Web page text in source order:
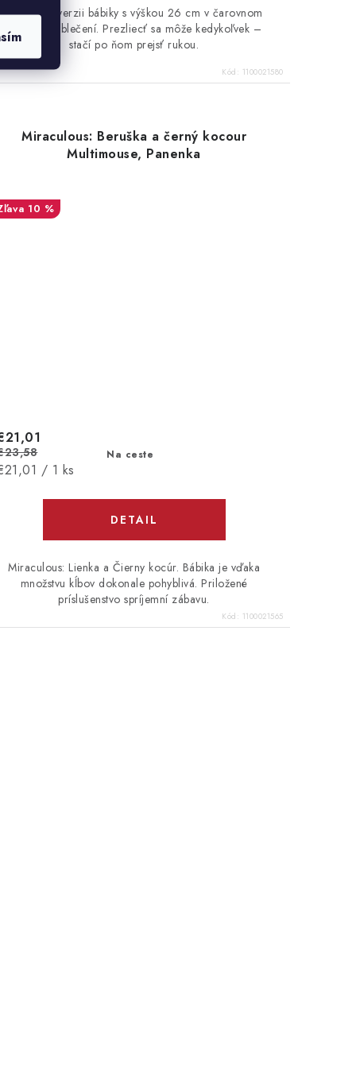
Adrien vo verzii bábiky s výškou 26 cm v čarovnom
flitrovom oblečení. Prezliecť sa môže kedykoľvek –
stačí po ňom prejsť rukou.
Kód: 1100021580
Miraculous: Beruška a černý kocour
Multimouse, Panenka
10 %
Na ceste
/ 1 ks
DETAIL
Miraculous: Lienka a Čierny kocúr. Bábika je vďaka
množstvu kĺbov dokonale pohyblivá. Priložené
príslušenstvo spríjemní zábavu.
Kód: 1100021565